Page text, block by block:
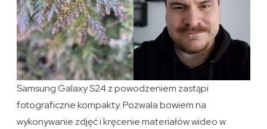
Samsung Galaxy S24 z powodzeniem zastąpi
fotograficzne kompakty. Pozwala bowiem na
wykonywanie zdjęć i kręcenie materiałów wideo w